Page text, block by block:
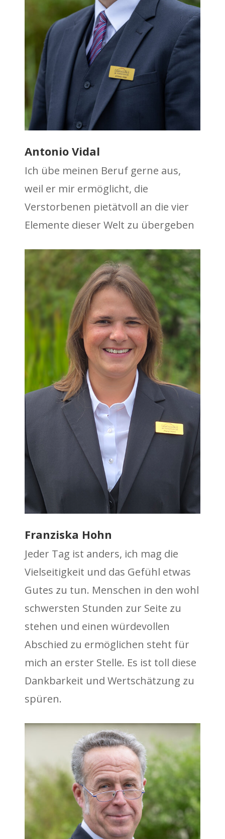
Antonio Vidal
Ich übe meinen Beruf gerne aus,
weil er mir ermöglicht, die
Verstorbenen pietätvoll an die vier
Elemente dieser Welt zu übergeben
Franziska Hohn
Jeder Tag ist anders, ich mag die
Vielseitigkeit und das Gefühl etwas
Gutes zu tun. Menschen in den wohl
schwersten Stunden zur Seite zu
stehen und einen würdevollen
Abschied zu ermöglichen steht für
mich an erster Stelle. Es ist toll diese
Dankbarkeit und Wertschätzung zu
spüren.